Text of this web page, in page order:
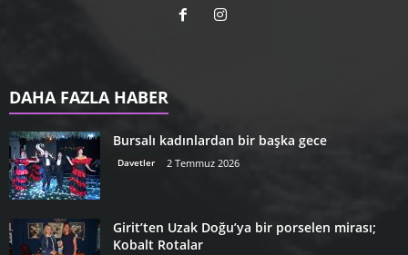
DAHA FAZLA HABER
Bursalı kadınlardan bir başka gece
Davetler 2 Temmuz 2026
Girit’ten Uzak Doğu’ya bir porselen mirası;
Kobalt Rotalar